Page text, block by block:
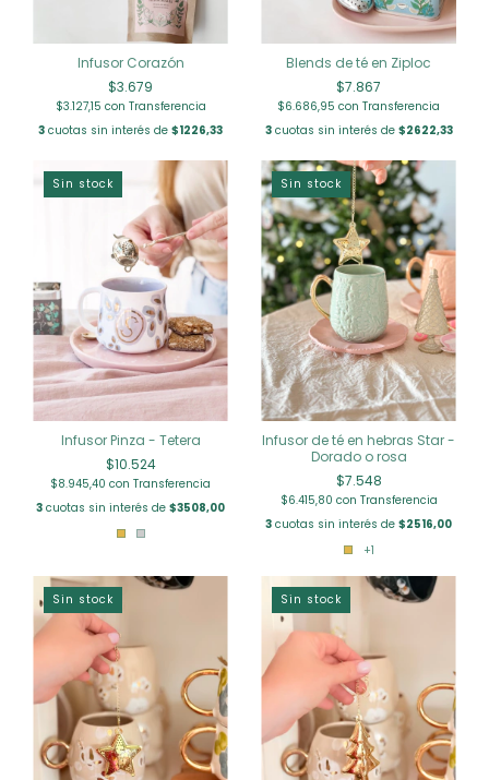
Infusor Corazón
$3.679
$3.127,15 con Transferencia
3 cuotas sin interés de $1226,33
Blends de té en Ziploc
$7.867
$6.686,95 con Transferencia
3cuotas sin interés de $2622,33
Sin stock
Infusor Pinza - Tetera
$10.524
$8.945,40 con Transferencia
3 cuotas sin interés de $3508,00
Sin stock
Infusor de té en hebras Star -
Dorado o rosa
$7.548
$6.415,80 con Transferencia
3 cuotas sin interés de $2516,00
+1
Sin stock Sin stock